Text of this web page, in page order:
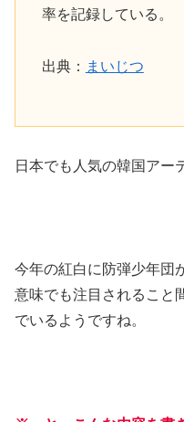
率を記録している。
出典： まいじつ
日本でも人気の韓国アー
今年の紅白に防弾少年団
意味でも注目されること
でいるようですね。